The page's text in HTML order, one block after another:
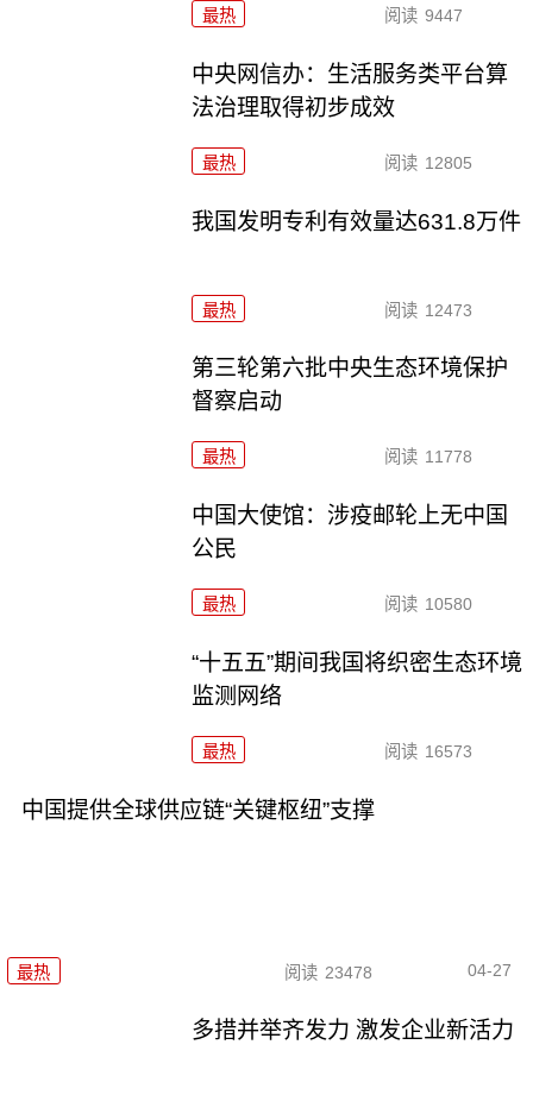
最热 阅读 9447
中央网信办：生活服务类平台算
法治理取得初步成效
最热 阅读 12805
我国发明专利有效量达631.8万件
最热 阅读 12473
第三轮第六批中央生态环境保护
督察启动
最热 阅读 11778
中国大使馆：涉疫邮轮上无中国
公民
最热 阅读 10580
“十五五”期间我国将织密生态环境
监测网络
最热 阅读 16573
中国提供全球供应链“关键枢纽”支撑
最热 阅读 23478 04-27
多措并举齐发力 激发企业新活力